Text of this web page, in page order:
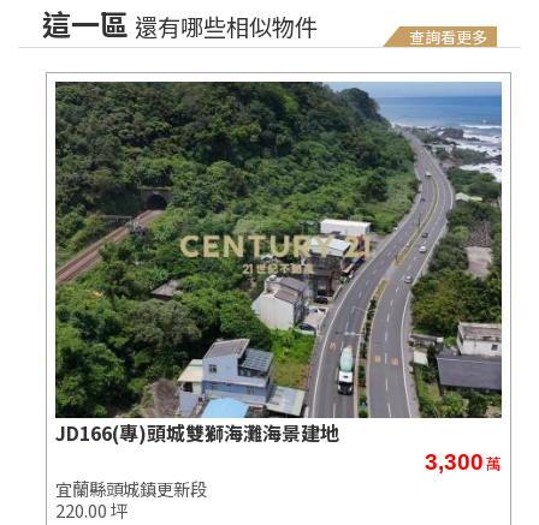
查詢看更多
這一區 還有哪些相似物件
JD166(專)頭城雙獅海灘海景建地
3,300萬
宜蘭縣頭城鎮更新段
220.00 坪